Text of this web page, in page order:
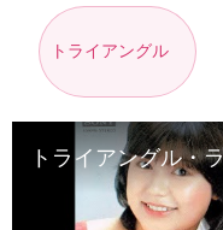
トライアングル
トライアングル・